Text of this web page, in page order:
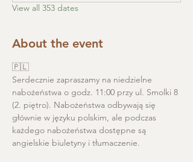
View all 353 dates
About the event
🇵🇱
Serdecznie zapraszamy na niedzielne
nabożeństwa o godz. 11:00 przy ul. Smolki 8
(2. piętro). Nabożeństwa odbywają się
głównie w języku polskim, ale podczas
każdego nabożeństwa dostępne są
angielskie biuletyny i tłumaczenie.